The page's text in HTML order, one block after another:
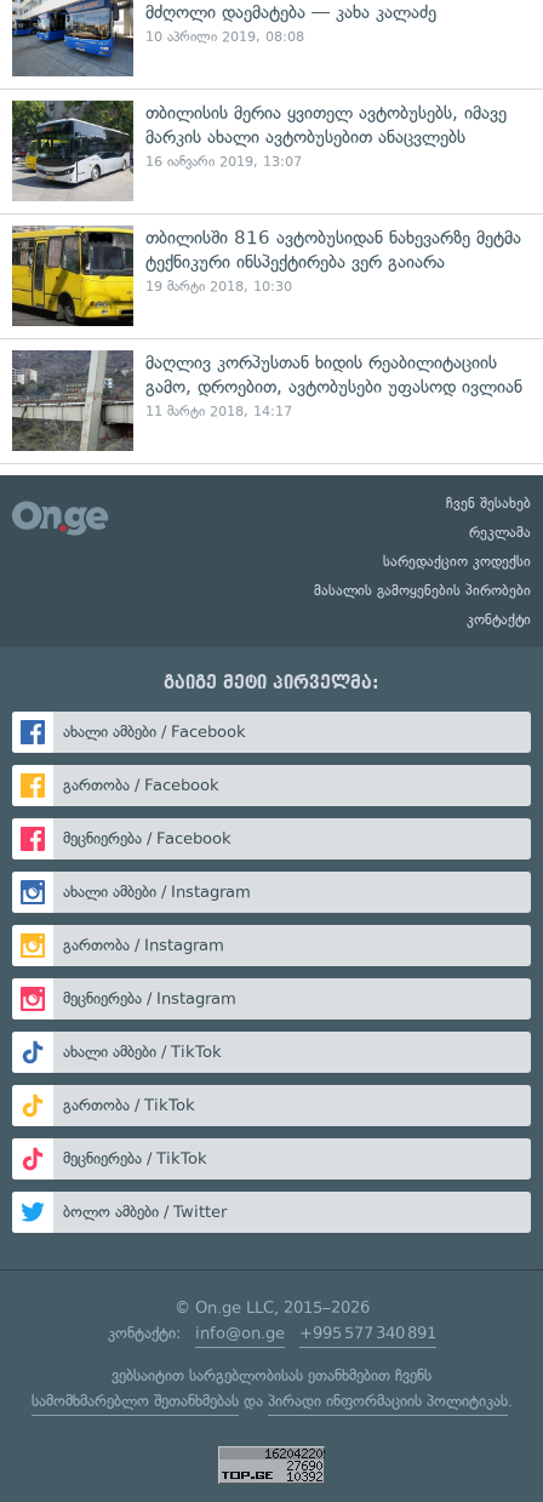
მძღოლი დაემატება — კახა კალაძე
10 აპრილი 2019, 08:08
თბილისის მერია ყვითელ ავტობუსებს, იმავე
მარკის ახალი ავტობუსებით ანაცვლებს
16 იანვარი 2019, 13:07
თბილისში 816 ავტობუსიდან ნახევარზე მეტმა
ტექნიკური ინსპექტირება ვერ გაიარა
19 მარტი 2018, 10:30
მაღლივ კორპუსთან ხიდის რეაბილიტაციის
გამო, დროებით, ავტობუსები უფასოდ ივლიან
11 მარტი 2018, 14:17
ჩვენ შესახებ
რეკლამა
სარედაქციო კოდექსი
მასალის გამოყენების პირობები
კონტაქტი
გაიგე მეტი პირველმა:
ახალი ამბები / Facebook
გართობა / Facebook
მეცნიერება / Facebook
ახალი ამბები / Instagram
გართობა / Instagram
მეცნიერება / Instagram
ახალი ამბები / TikTok
გართობა / TikTok
მეცნიერება / TikTok
ბოლო ამბები / Twitter
© On.ge LLC, 2015–2026
კონტაქტი: info@on.ge +995 577 340 891
ვებსაიტით სარგებლობისას ეთანხმებით ჩვენს
სამომხმარებლო შეთანხმებასდა პირადი ინფორმაციის პოლიტიკას.